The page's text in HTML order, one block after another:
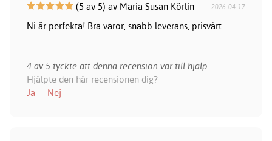
(5 av 5) av Maria Susan Körlin 2026-04-17
Ni är perfekta! Bra varor, snabb leverans, prisvärt.
4 av 5 tyckte att denna recension var till hjälp.
Hjälpte den här recensionen dig?
Ja
Nej